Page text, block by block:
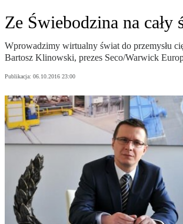
Ze Świebodzina na cały
Wprowadzimy wirtualny świat do przemysłu
Bartosz Klinowski, prezes Seco/Warwick
Publikacja: 06.10.2016 23:00